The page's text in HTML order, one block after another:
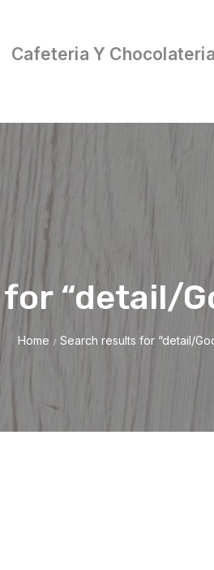
Cafeteria Y Chocolateria
“detail/
Home / Search results for “detail/